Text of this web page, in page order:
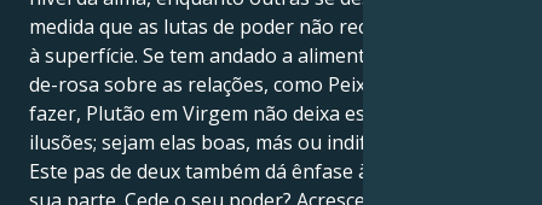
medida que as lutas de poder não reconhecidas vêm
à superfície. Se tem andado a alimentar noções cor-
de-rosa sobre as relações, como Peixes é propenso a
fazer, Plutão em Virgem não deixa espaço para
ilusões; sejam elas boas, más ou indiferentes.
Este pas de deux também dá ênfase às parcerias da